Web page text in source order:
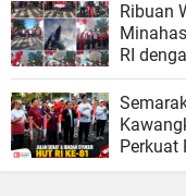
Ribuan
RI
Perkuat